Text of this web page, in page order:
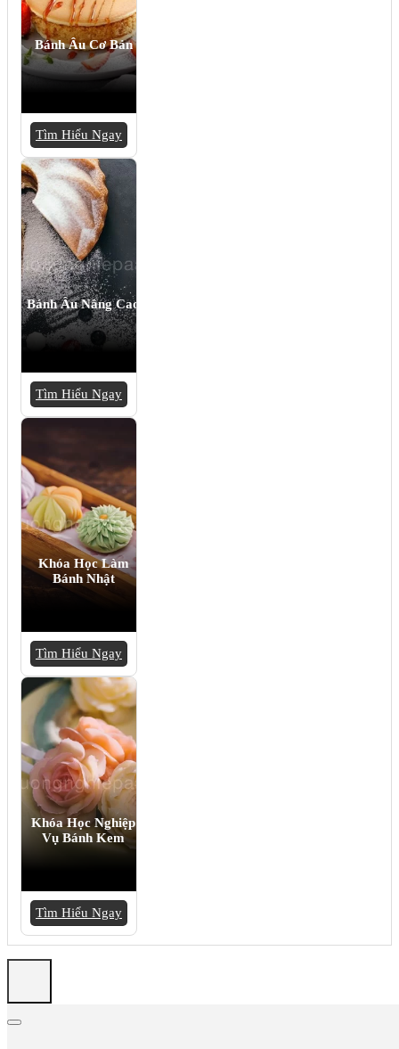
Bánh Âu Cơ Bản
Tìm Hiểu Ngay
Bánh Âu Nâng Cao
Tìm Hiểu Ngay
Khóa Học Làm
Bánh Nhật
Tìm Hiểu Ngay
Khóa Học Nghiệp
Vụ Bánh Kem
Tìm Hiểu Ngay